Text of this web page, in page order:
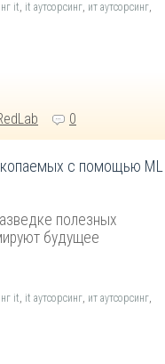
it, it аутсорсинг, ит аутсорсинг,
0
с помощью ML
полезных
будущее
it, it аутсорсинг, ит аутсорсинг,